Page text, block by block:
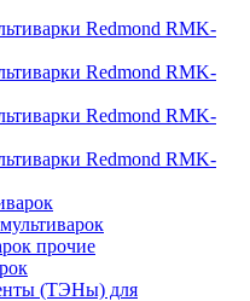
Redmond RMK-
Redmond RMK-
Redmond RMK-
Redmond RMK-
прочие
(ТЭНы) для